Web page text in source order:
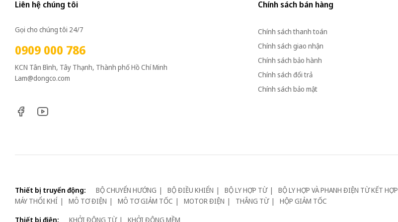
Liên hệ chúng tôi
Gọi cho chúng tôi 24/7
0909 000 786
KCN Tân Bình, Tây Thạnh, Thành phố Hồ Chí Minh
Lam@dongco.com
Chính sách bán hàng
Chính sách thanh toán
Chính sách giao nhận
Chính sách bảo hành
Chính sách đổi trả
Chính sách bảo mật
Thiết bị truyển động: BỘ CHUYỂN HƯỚNG BỘ ĐIỀU KHIỂN BỘ LY HỢP TỪ BỘ LY HỢP VÀ PHANH ĐIỆN TỪ KẾT HỢP
MÁY THỔI KHÍ
MÔ TƠ ĐIỆN MÔ TƠ GIẢM TỐC MOTOR ĐIỆN THẮNG TỪ
HỘP GIẢM TỐC
Thiết bị điện:
KHỞI ĐỘNG TỪ KHỞI ĐỘNG MỀM